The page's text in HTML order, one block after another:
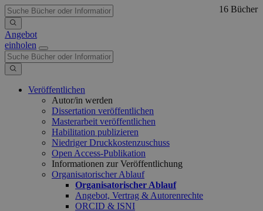
Angebot
einholen
Veröffentlichen
Autor/in werden
Dissertation veröffentlichen
Masterarbeit veröffentlichen
Habilitation publizieren
Niedriger Druckkostenzuschuss
Open Access-Publikation
Informationen zur Veröffentlichung
Organisatorischer Ablauf
Organisatorischer Ablauf
Angebot, Vertrag & Autorenrechte
ORCID & ISNI
16 Bücher